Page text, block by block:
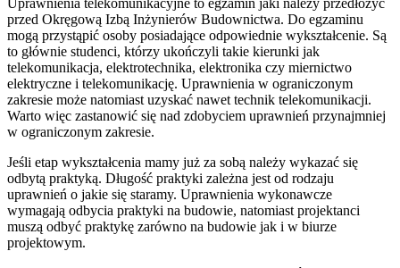
Uprawnienia telekomunikacyjne to egzamin jaki należy przedłożyć
przed Okręgową Izbą Inżynierów Budownictwa. Do egzaminu
mogą przystąpić osoby posiadające odpowiednie wykształcenie. Są
to głównie studenci, którzy ukończyli takie kierunki jak
telekomunikacja, elektrotechnika, elektronika czy miernictwo
elektryczne i telekomunikację. Uprawnienia w ograniczonym
zakresie może natomiast uzyskać nawet technik telekomunikacji.
Warto więc zastanowić się nad zdobyciem uprawnień przynajmniej
w ograniczonym zakresie.
Jeśli etap wykształcenia mamy już za sobą należy wykazać się
odbytą praktyką. Długość praktyki zależna jest od rodzaju
uprawnień o jakie się staramy. Uprawnienia wykonawcze
wymagają odbycia praktyki na budowie, natomiast projektanci
muszą odbyć praktykę zarówno na budowie jak i w biurze
projektowym.